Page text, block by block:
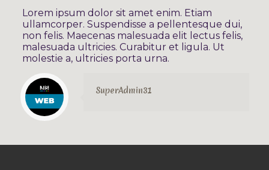
Lorem ipsum dolor sit amet enim. Etiam
ullamcorper. Suspendisse a pellentesque dui,
non felis. Maecenas malesuada elit lectus felis,
malesuada ultricies. Curabitur et ligula. Ut
molestie a, ultricies porta urna.
SuperAdmin31